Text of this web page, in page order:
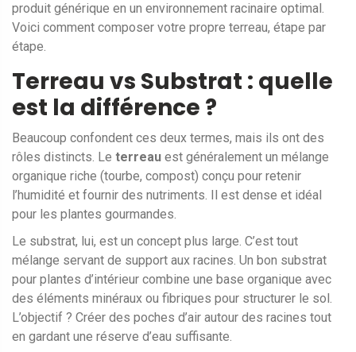
produit générique en un environnement racinaire optimal.
Voici comment composer votre propre terreau, étape par
étape.
Terreau vs Substrat : quelle
est la différence ?
Beaucoup confondent ces deux termes, mais ils ont des
rôles distincts. Le terreau est généralement un mélange
organique riche (tourbe, compost) conçu pour retenir
l’humidité et fournir des nutriments. Il est dense et idéal
pour les plantes gourmandes.
Le substrat, lui, est un concept plus large. C’est tout
mélange servant de support aux racines. Un bon substrat
pour plantes d’intérieur combine une base organique avec
des éléments minéraux ou fibriques pour structurer le sol.
L’objectif ? Créer des poches d’air autour des racines tout
en gardant une réserve d’eau suffisante.